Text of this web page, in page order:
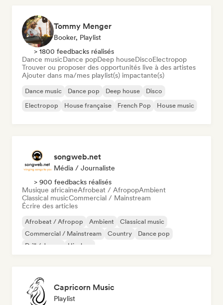
Tommy Menger
Booker, Playlist
> 1800 feedbacks réalisés
Dance musicDance popDeep houseDiscoElectropop
Trouver ou proposer des opportunités live à des artistes
Ajouter dans ma/mes playlist(s) impactante(s)
Dance music Dance pop Deep house
Disco
Electropop
House française French Pop House music
songweb.net
Média / Journaliste
> 900 feedbacks réalisés
Musique africaineAfrobeat / AfropopAmbient
Classical musicCommercial / Mainstream
Écrire des articles
Afrobeat / Afropop Ambient
Classical music
Commercial / Mainstream
Country
Dance pop
Drill / Jersey
Hip-hop
Capricorn Music
Playlist